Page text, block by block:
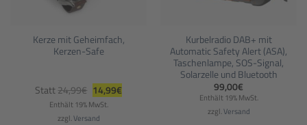
Kerze mit Geheimfach,
Kerzen-Safe
Statt 24,99€ Ursprünglicher
Preis
war:
24,99€
14,99€Aktueller
Preis
Enthält 19% MwSt.
zzgl.Versand
Kurbelradio DAB+ mit
Automatic Safety Alert (ASA),
Taschenlampe, SOS-Signal,
Solarzelle und Bluetooth
99,00€
Enthält 19% MwSt.
zzgl.Versand